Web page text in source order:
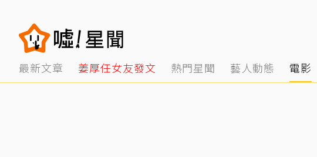
最新文章 姜厚任女友發文 熱門星聞 藝人動態 電影